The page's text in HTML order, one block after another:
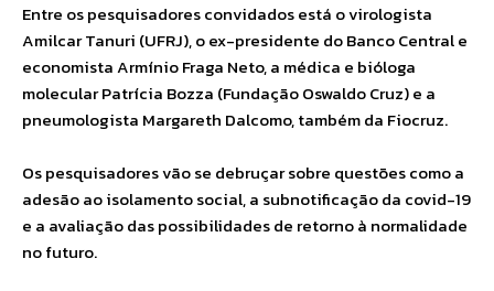
Entre os pesquisadores convidados está o virologista
Amilcar Tanuri (UFRJ), o ex-presidente do Banco Central e
economista Armínio Fraga Neto, a médica e bióloga
molecular Patrícia Bozza (Fundação Oswaldo Cruz) e a
pneumologista Margareth Dalcomo, também da Fiocruz.
Os pesquisadores vão se debruçar sobre questões como a
adesão ao isolamento social, a subnotificação da covid-19
e a avaliação das possibilidades de retorno à normalidade
no futuro.